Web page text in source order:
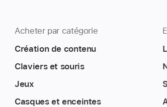
Acheter par catégorie
Création de contenu
Claviers et souris
Jeux
Casques et enceintes